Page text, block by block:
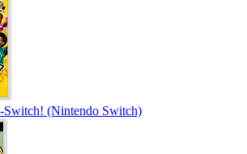
Switch! (Nintendo Switch)